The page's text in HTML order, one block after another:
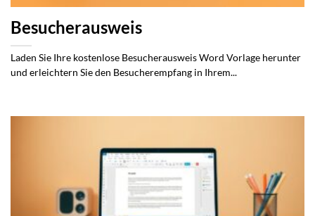
Besucherausweis
Laden Sie Ihre kostenlose Besucherausweis Word Vorlage herunter
und erleichtern Sie den Besucherempfang in Ihrem...